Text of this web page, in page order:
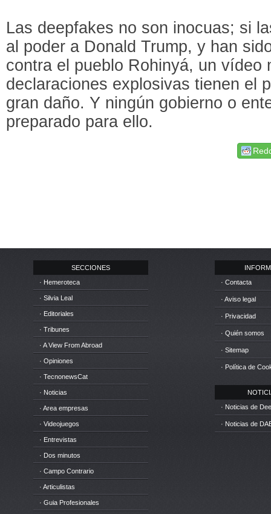
Las deepfakes no son inocuas; si
al poder a Donald Trump, y han
contra el pueblo Rohinyá, un vídeo
declaraciones explosivas tienen el
gran daño. Y ningún gobierno o
preparado para ello.
SECCIONES
· Hemeroteca
· Silvia Leal
· Editoriales
· Tribunes
· A View From Abroad
· Opiniones
· TecnonewsCat
· Noticias
· Area empresas
· Videojuegos
· Entrevistas
· Dos minutos
· Campo Contrario
· Articulistas
· Guia Profesionales
· Contacta
· Aviso legal
· Privacidad
· Quién somos
· Sitemap
· Política de
· Noticias de
· Noticias de